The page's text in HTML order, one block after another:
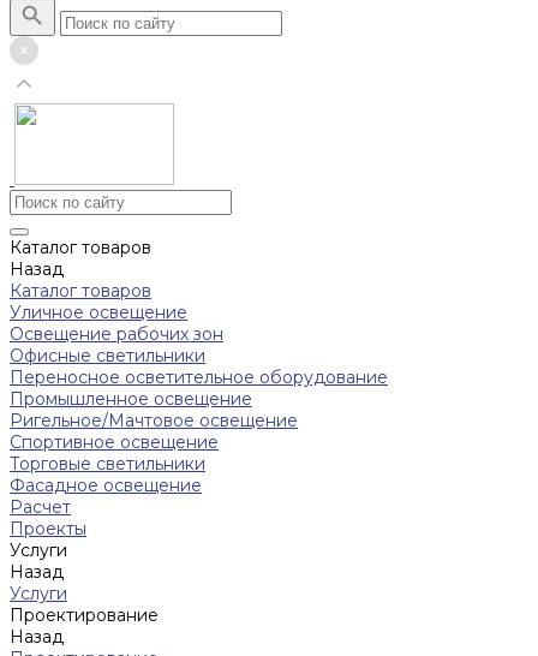
Каталог товаров
Назад
Каталог товаров
Уличное освещение
Освещение рабочих зон
Офисные светильники
Переносное осветительное оборудование
Промышленное освещение
Ригельное/Мачтовое освещение
Спортивное освещение
Торговые светильники
Фасадное освещение
Расчет
Проекты
Услуги
Назад
Услуги
Проектирование
Назад